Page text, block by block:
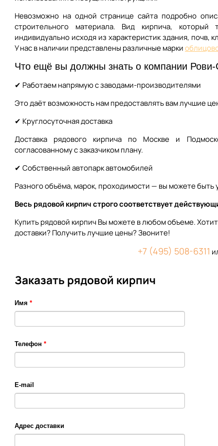
Невозможно на одной странице сайта подробно
строительного материала. Вид кирпича, который
индивидуально исходя из характеристик здания, почв,
У нас в наличии представлены различные марки
Что ещё вы должны знать о компании Рови-
✔ Работаем напрямую с заводами-производителями
Это даёт возможность нам предоставлять вам лучшие
✔ Круглосуточная доставка
Доставка рядового кирпича по Москве и
согласованному с заказчиком плану.
✔ Собственный автопарк автомобилей
Разного объёма, марок, проходимости — вы можете быть
Весь рядовой кирпич строго соответствует
Купить рядовой кирпич Вы можете в любом объеме.
доставки? Получить лучшие цены? Звоните!
+7 (495) 508-6311
Заказать рядовой кирпич
Имя *
Телефон *
E-mail
Адрес доставки